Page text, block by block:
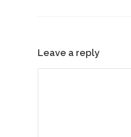
Leave a reply